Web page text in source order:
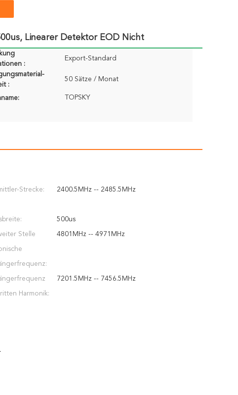
Linearer Detektor EOD Nicht
:
Export-Standard
:
50 Sätze / Monat
TOPSKY
Strecke: 2400.5MHz -- 2485.5MHz
500us
Stelle 4801MHz -- 4971MHz
Harmonik:
7201.5MHz -- 7456.5MHz